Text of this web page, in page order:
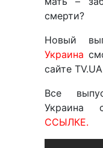
смерти?
Новый
Украина
сайте
Все
Украина
ССЫЛКЕ.